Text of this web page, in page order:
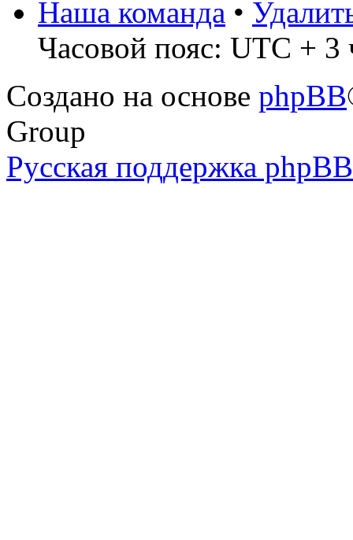
Наша команда •
Часовой пояс: UTC + 3
Создано на основе phpBB
Group
Русская поддержка phpBB